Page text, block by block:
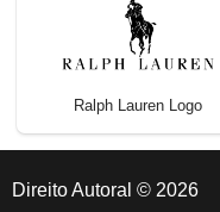
Ralph Lauren Logo
Direito Autoral © 2026